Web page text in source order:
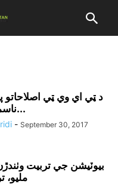
د ټي اي وي ټي اصلاحاتو
ناسمې مهارتونه په...
- September 30, 2017
بيوٽيشن جي تربيت
مليو،